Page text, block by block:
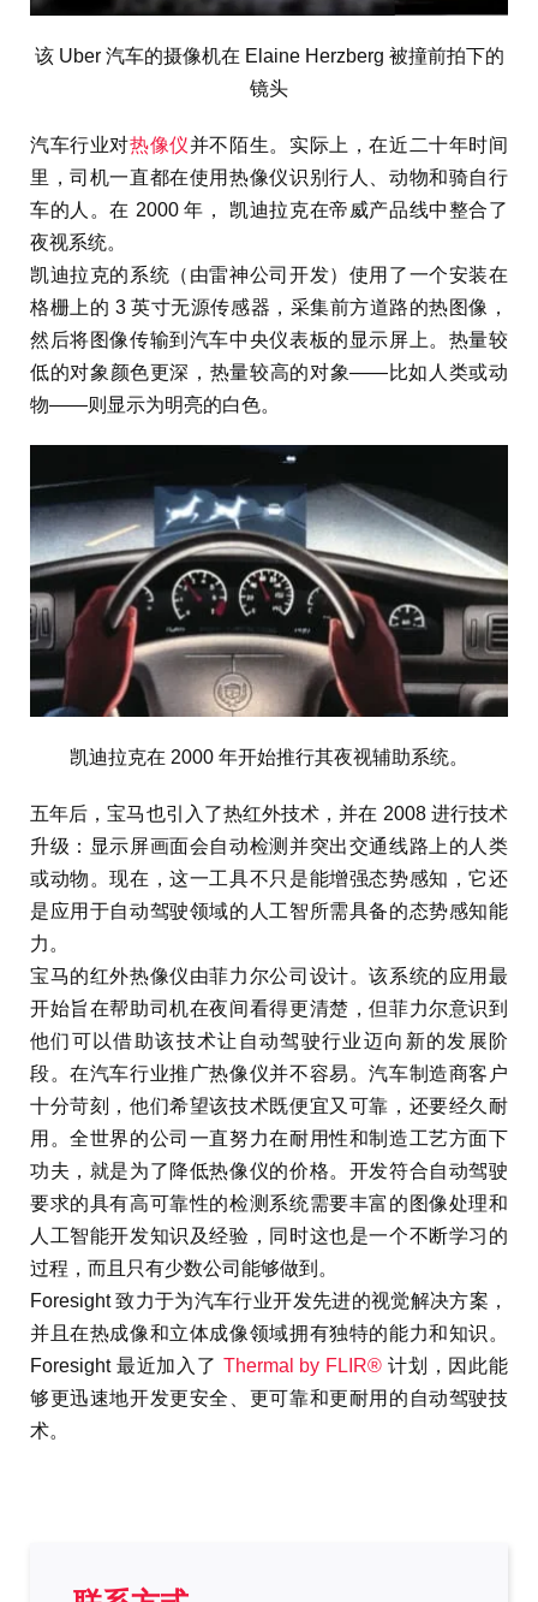
该 Uber 汽车的摄像机在 Elaine Herzberg 被撞前拍下的
镜头
汽车行业对热像仪并不陌生。实际上，在近二十年时间
里，司机一直都在使用热像仪识别行人、动物和骑自行
车的人。在 2000 年， 凯迪拉克在帝威产品线中整合了
夜视系统。
凯迪拉克的系统（由雷神公司开发）使用了一个安装在
格栅上的 3 英寸无源传感器，采集前方道路的热图像，
然后将图像传输到汽车中央仪表板的显示屏上。热量较
低的对象颜色更深，热量较高的对象——比如人类或动
物——则显示为明亮的白色。
凯迪拉克在 2000 年开始推行其夜视辅助系统。
五年后，宝马也引入了热红外技术，并在 2008 进行技术
升级：显示屏画面会自动检测并突出交通线路上的人类
或动物。现在，这一工具不只是能增强态势感知，它还
是应用于自动驾驶领域的人工智所需具备的态势感知能
力。
宝马的红外热像仪由菲力尔公司设计。该系统的应用最
开始旨在帮助司机在夜间看得更清楚，但菲力尔意识到
他们可以借助该技术让自动驾驶行业迈向新的发展阶
段。在汽车行业推广热像仪并不容易。汽车制造商客户
十分苛刻，他们希望该技术既便宜又可靠，还要经久耐
用。全世界的公司一直努力在耐用性和制造工艺方面下
功夫，就是为了降低热像仪的价格。开发符合自动驾驶
要求的具有高可靠性的检测系统需要丰富的图像处理和
人工智能开发知识及经验，同时这也是一个不断学习的
过程，而且只有少数公司能够做到。
Foresight 致力于为汽车行业开发先进的视觉解决方案，
并且在热成像和立体成像领域拥有独特的能力和知识。
Foresight 最近加入了 Thermal by FLIR® 计划，因此能
够更迅速地开发更安全、更可靠和更耐用的自动驾驶技
术。